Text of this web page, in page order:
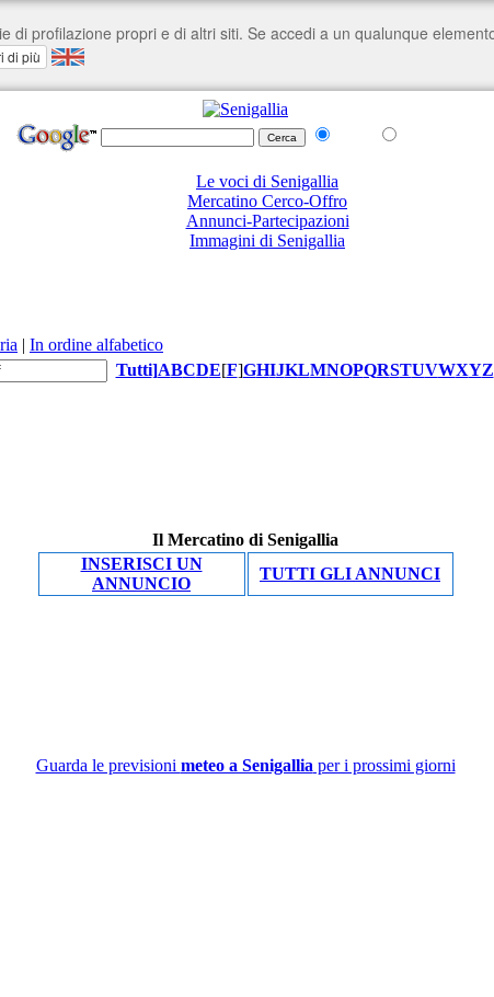
Le voci di Senigallia
Mercatino Cerco-Offro
Annunci-Partecipazioni
Immagini di Senigallia
| In ordine alfabetico
Tutti]ABCDE[F]GHIJKLMNOPQRSTUVWXYZ
Il Mercatino di Senigallia
INSERISCI UN
ANNUNCIO
TUTTI GLI ANNUNCI
Guarda le previsioni meteo a Senigallia per i prossimi giorni